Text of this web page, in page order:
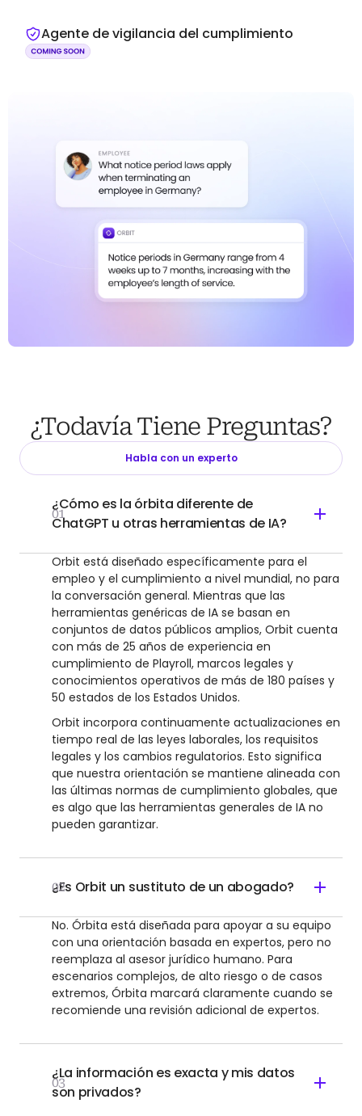
Agente de vigilancia del cumplimiento
¿Todavía Tiene Preguntas?
Habla con un experto
01
¿Cómo es la órbita diferente de
ChatGPT u otras herramientas de IA?
Orbit está diseñado específicamente para el
empleo y el cumplimiento a nivel mundial, no para
la conversación general. Mientras que las
herramientas genéricas de IA se basan en
conjuntos de datos públicos amplios, Orbit cuenta
con más de 25 años de experiencia en
cumplimiento de Playroll, marcos legales y
conocimientos operativos de más de 180 países y
50 estados de los Estados Unidos.
Orbit incorpora continuamente actualizaciones en
tiempo real de las leyes laborales, los requisitos
legales y los cambios regulatorios. Esto significa
que nuestra orientación se mantiene alineada con
las últimas normas de cumplimiento globales, que
es algo que las herramientas generales de IA no
pueden garantizar.
02
¿Es Orbit un sustituto de un abogado?
No. Órbita está diseñada para apoyar a su equipo
con una orientación basada en expertos, pero no
reemplaza al asesor jurídico humano. Para
escenarios complejos, de alto riesgo o de casos
extremos, Órbita marcará claramente cuando se
recomiende una revisión adicional de expertos.
03
¿La información es exacta y mis datos
son privados?